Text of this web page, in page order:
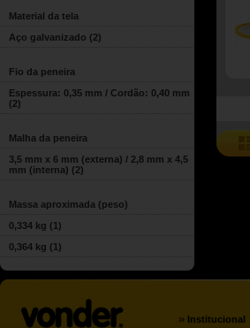
Material da tela
Aço galvanizado (2)
Fio da peneira
Espessura: 0,35 mm / Cordão: 0,40 mm
(2)
Malha da peneira
3,5 mm x 6 mm (externa) / 2,8 mm x 4,5
mm (interna) (2)
Massa aproximada (peso)
0,334 kg (1)
0,364 kg (1)
» Institucional